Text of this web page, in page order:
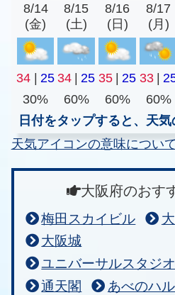
8/14
(金)
8/15
(土)
8/16
(日)
8/17
(月)
34 | 25 34 | 25 35 | 25 33 |
30%
60% 60% 60%
日付をタップすると、天
天気アイコンの意味について
大阪府のおす
梅田スカイビル
大阪城
ユニバーサルスタジ
通天閣
あべのハ